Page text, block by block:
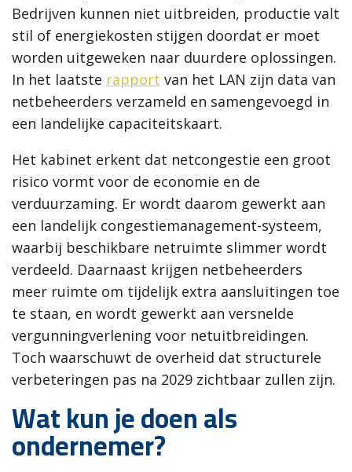
Bedrijven kunnen niet uitbreiden, productie valt
stil of energiekosten stijgen doordat er moet
worden uitgeweken naar duurdere oplossingen.
In het laatste rapport van het LAN zijn data van
netbeheerders verzameld en samengevoegd in
een landelijke capaciteitskaart.
Het kabinet erkent dat netcongestie een groot
risico vormt voor de economie en de
verduurzaming. Er wordt daarom gewerkt aan
een landelijk congestiemanagement-systeem,
waarbij beschikbare netruimte slimmer wordt
verdeeld. Daarnaast krijgen netbeheerders
meer ruimte om tijdelijk extra aansluitingen toe
te staan, en wordt gewerkt aan versnelde
vergunningverlening voor netuitbreidingen.
Toch waarschuwt de overheid dat structurele
verbeteringen pas na 2029 zichtbaar zullen zijn.
Wat kun je doen als
ondernemer?